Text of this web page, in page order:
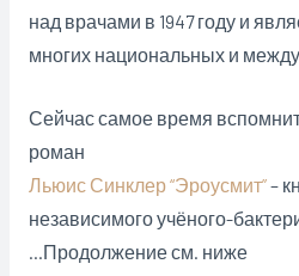
над врачами в 1947 году и
многих национальных и
Сейчас самое время
роман
Льюис Синклер “Эроусмит”–
независимого учёного-
…Продолжение см. ниже